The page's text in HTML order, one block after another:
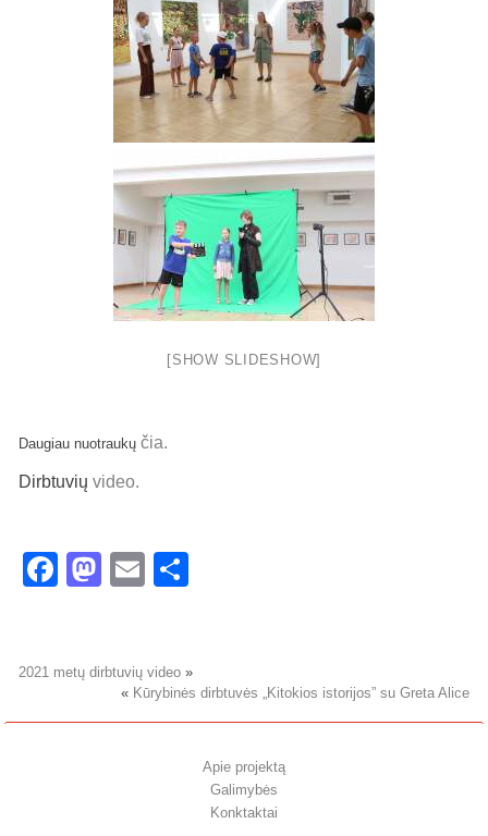
[SHOW SLIDESHOW]
Daugiau nuotraukųčia.
Dirbtuviųvideo.
FacebookMastodon
Email
2021 metų dirbtuvių video »
« Kūrybinės dirbtuvės „Kitokios istorijos” su Greta Alice
Apie projektą
Galimybės
Konktaktai